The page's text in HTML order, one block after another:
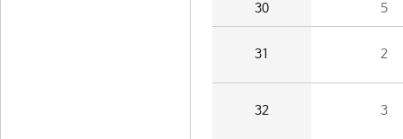
30 5
31 2
32 3